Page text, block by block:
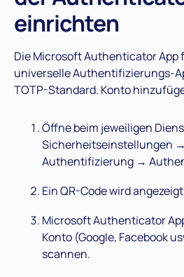
einrichten
Die Microsoft Authenticator
universelle Authentifizierungs-
TOTP-Standard. Konto
Öffne beim jeweiligen
Sicherheitseinstellungen
Authentifizierung →
Ein QR-Code wird
Microsoft Authenticator
Konto (Google, Facebook
scannen.